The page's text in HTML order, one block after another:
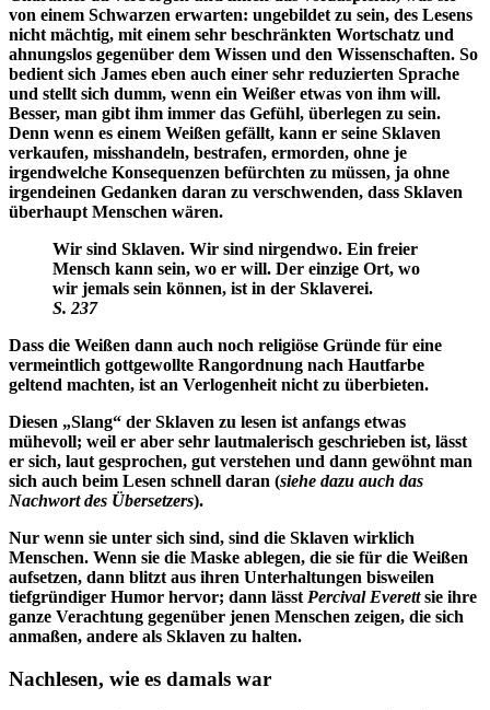
von einem Schwarzen erwarten: ungebildet zu sein, des Lesens
nicht mächtig, mit einem sehr beschränkten Wortschatz und
ahnungslos gegenüber dem Wissen und den Wissenschaften. So
bedient sich James eben auch einer sehr reduzierten Sprache
und stellt sich dumm, wenn ein Weißer etwas von ihm will.
Besser, man gibt ihm immer das Gefühl, überlegen zu sein.
Denn wenn es einem Weißen gefällt, kann er seine Sklaven
verkaufen, misshandeln, bestrafen, ermorden, ohne je
irgendwelche Konsequenzen befürchten zu müssen, ja ohne
irgendeinen Gedanken daran zu verschwenden, dass Sklaven
überhaupt Menschen wären.
Wir sind Sklaven. Wir sind nirgendwo. Ein freier
Mensch kann sein, wo er will. Der einzige Ort, wo
wir jemals sein können, ist in der Sklaverei.
S. 237
Dass die Weißen dann auch noch religiöse Gründe für eine
vermeintlich gottgewollte Rangordnung nach Hautfarbe
geltend machten, ist an Verlogenheit nicht zu überbieten.
Diesen „Slang“ der Sklaven zu lesen ist anfangs etwas
mühevoll; weil er aber sehr lautmalerisch geschrieben ist, lässt
er sich, laut gesprochen, gut verstehen und dann gewöhnt man
sich auch beim Lesen schnell daran (siehe dazu auch das
Nachwort des Übersetzers).
Nur wenn sie unter sich sind, sind die Sklaven wirklich
Menschen. Wenn sie die Maske ablegen, die sie für die Weißen
aufsetzen, dann blitzt aus ihren Unterhaltungen bisweilen
tiefgründiger Humor hervor; dann lässt Percival Everettsie ihre
ganze Verachtung gegenüber jenen Menschen zeigen, die sich
anmaßen, andere als Sklaven zu halten.
Nachlesen, wie es damals war